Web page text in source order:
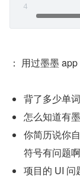
： 用过墨墨
背了多少单
怎么知道有
你简历说你
符号有问题
项目的 UI 问